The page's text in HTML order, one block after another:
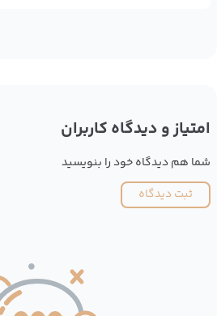
امتیاز و دیدگاه کاربران
شما هم دیدگاه خود را بنویسید
ثبت دیدگاه